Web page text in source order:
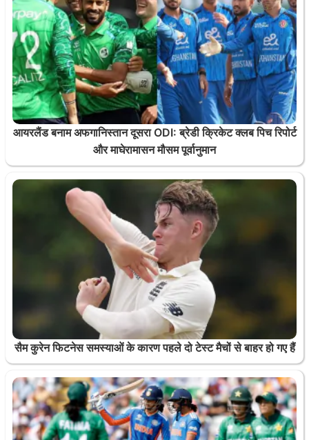
आयरलैंड बनाम अफगानिस्तान दूसरा ODI: ब्रेडी क्रिकेट क्लब पिच रिपोर्ट
और माघेरामासन मौसम पूर्वानुमान
सैम कुरेन फिटनेस समस्याओं के कारण पहले दो टेस्ट मैचों से बाहर हो गए हैं